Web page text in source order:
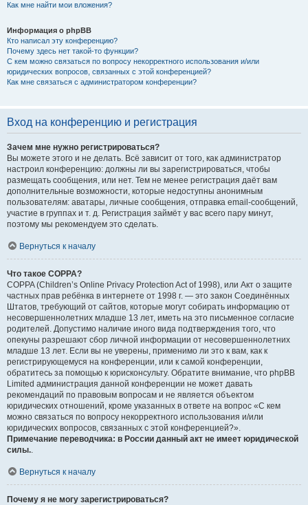
Как мне найти мои вложения?
Информация о phpBB
Кто написал эту конференцию?
Почему здесь нет такой-то функции?
С кем можно связаться по вопросу некорректного использования и/или
юридических вопросов, связанных с этой конференцией?
Как мне связаться с администратором конференции?
Вход на конференцию и регистрация
Зачем мне нужно регистрироваться?
Вы можете этого и не делать. Всё зависит от того, как администратор
настроил конференцию: должны ли вы зарегистрироваться, чтобы
размещать сообщения, или нет. Тем не менее регистрация даёт вам
дополнительные возможности, которые недоступны анонимным
пользователям: аватары, личные сообщения, отправка email-сообщений,
участие в группах и т. д. Регистрация займёт у вас всего пару минут,
поэтому мы рекомендуем это сделать.
Вернуться к началу
Что такое COPPA?
COPPA (Children’s Online Privacy Protection Act of 1998), или Акт о защите
частных прав ребёнка в интернете от 1998 г. — это закон Соединённых
Штатов, требующий от сайтов, которые могут собирать информацию от
несовершеннолетних младше 13 лет, иметь на это письменное согласие
родителей. Допустимо наличие иного вида подтверждения того, что
опекуны разрешают сбор личной информации от несовершеннолетних
младше 13 лет. Если вы не уверены, применимо ли это к вам, как к
регистрирующемуся на конференции, или к самой конференции,
обратитесь за помощью к юрисконсульту. Обратите внимание, что phpBB
Limited администрация данной конференции не может давать
рекомендаций по правовым вопросам и не является объектом
юридических отношений, кроме указанных в ответе на вопрос «С кем
можно связаться по вопросу некорректного использования и/или
юридических вопросов, связанных с этой конференцией?».
Примечание переводчика: в России данный акт не имеет юридической
силы..
Вернуться к началу
Почему я не могу зарегистрироваться?